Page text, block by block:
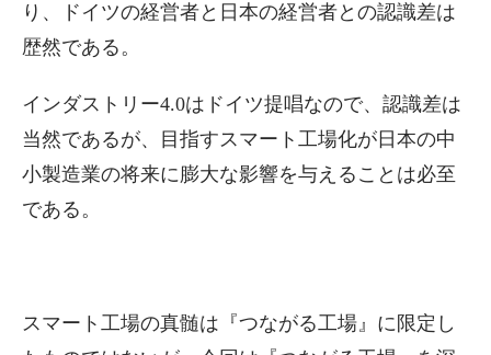
り、ドイツの経営者と日本の経営者との認識差は
歴然である。
インダストリー4.0はドイツ提唱なので、認識差は
当然であるが、目指すスマート工場化が日本の中
小製造業の将来に膨大な影響を与えることは必至
である。
スマート工場の真髄は『つながる工場』に限定し